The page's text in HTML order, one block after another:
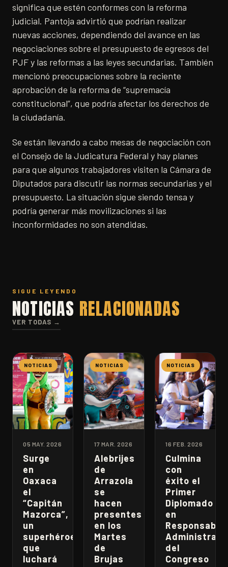
significa que estén conformes con la reforma
judicial. Pantoja advirtió que podrían realizar
nuevas acciones, dependiendo del avance en las
negociaciones sobre el presupuesto de egresos del
PJF y las reformas a las leyes secundarias. También
mencionó preocupaciones sobre la reciente
aprobación de la reforma de “supremacía
constitucional”, que podría afectar los derechos de
la ciudadanía.
Se están llevando a cabo mesas de negociación con
el Consejo de la Judicatura Federal y hay planes
para que algunos trabajadores visiten la Cámara de
Diputados para discutir las normas secundarias y el
presupuesto. La situación sigue siendo tensa y
podría generar más movilizaciones si las
inconformidades no son atendidas.
SIGUE LEYENDO
NOTICIAS RELACIONADAS
VER TODAS →
NOTICIAS
05 MAY. 2026
Surge
en
Oaxaca
el
“Capitán
Mazorca”,
un
superhéroe
que
luchará
NOTICIAS
17 MAR. 2026
Alebrijes
de
Arrazola
se
hacen
presentes
en los
Martes
de
Brujas
NOTICIAS
16 FEB. 2026
Culmina
con
éxito el
Primer
Diplomado
en
del
Congreso